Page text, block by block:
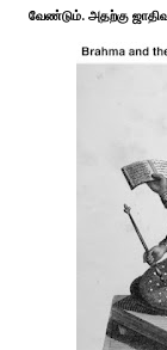
வேண்டும். அதற்கு